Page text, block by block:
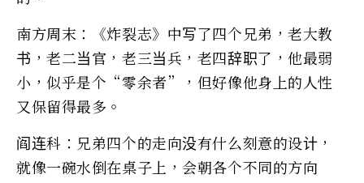
南方周末：《炸裂志》中写了四个兄弟，老大教
书，老二当官，老三当兵，老四辞职了，他最弱
小，似乎是个“零余者”，但好像他身上的人性
又保留得最多。
阎连科：兄弟四个的走向没有什么刻意的设计，
就像一碗水倒在桌子上，会朝各个不同的方向